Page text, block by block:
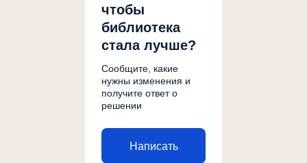
чтобы
библиотека
стала лучше?
Сообщите, какие
нужны изменения и
получите ответ о
решении
Написать